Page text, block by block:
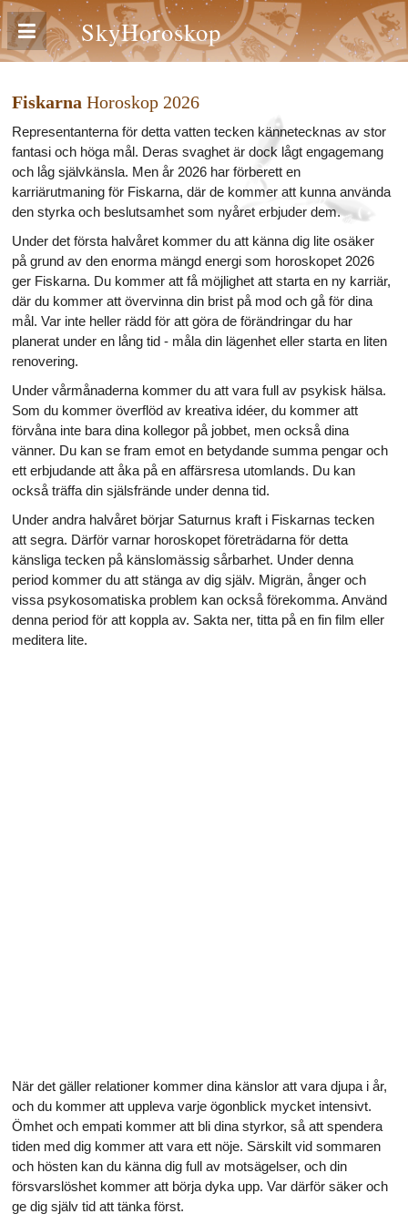
SkyHoroskop
Fiskarna Horoskop 2026
Representanterna för detta vatten tecken kännetecknas av stor
fantasi och höga mål. Deras svaghet är dock lågt engagemang
och låg självkänsla. Men år 2026 har förberett en
karriärutmaning för Fiskarna, där de kommer att kunna använda
den styrka och beslutsamhet som nyåret erbjuder dem.
Under det första halvåret kommer du att känna dig lite osäker
på grund av den enorma mängd energi som horoskopet 2026
ger Fiskarna. Du kommer att få möjlighet att starta en ny karriär,
där du kommer att övervinna din brist på mod och gå för dina
mål. Var inte heller rädd för att göra de förändringar du har
planerat under en lång tid - måla din lägenhet eller starta en liten
renovering.
Under vårmånaderna kommer du att vara full av psykisk hälsa.
Som du kommer överflöd av kreativa idéer, du kommer att
förvåna inte bara dina kollegor på jobbet, men också dina
vänner. Du kan se fram emot en betydande summa pengar och
ett erbjudande att åka på en affärsresa utomlands. Du kan
också träffa din själsfrände under denna tid.
Under andra halvåret börjar Saturnus kraft i Fiskarnas tecken
att segra. Därför varnar horoskopet företrädarna för detta
känsliga tecken på känslomässig sårbarhet. Under denna
period kommer du att stänga av dig själv. Migrän, ånger och
vissa psykosomatiska problem kan också förekomma. Använd
denna period för att koppla av. Sakta ner, titta på en fin film eller
meditera lite.
När det gäller relationer kommer dina känslor att vara djupa i år,
och du kommer att uppleva varje ögonblick mycket intensivt.
Ömhet och empati kommer att bli dina styrkor, så att spendera
tiden med dig kommer att vara ett nöje. Särskilt vid sommaren
och hösten kan du känna dig full av motsägelser, och din
försvarslöshet kommer att börja dyka upp. Var därför säker och
ge dig själv tid att tänka först.